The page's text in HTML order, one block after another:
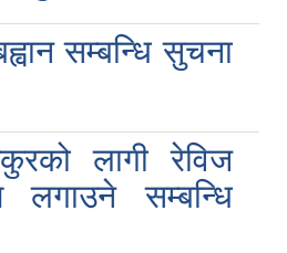
सम्बन्धि सुचना
लागी रेविज
लगाउने सम्बन्धि